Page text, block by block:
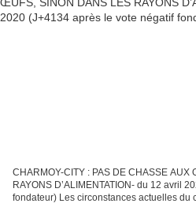
CHARMOY-CITY : PAS DE CHASSE
RAYONS D’ALIMENTATION- du 12 avril
fondateur) Les circonstances actuelles du